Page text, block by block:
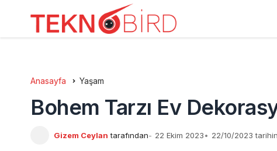
Anasayfa Yaşam
Bohem Tarzı Ev
Gizem Ceylan tarafından 22 Ekim 2023 22/10/2023